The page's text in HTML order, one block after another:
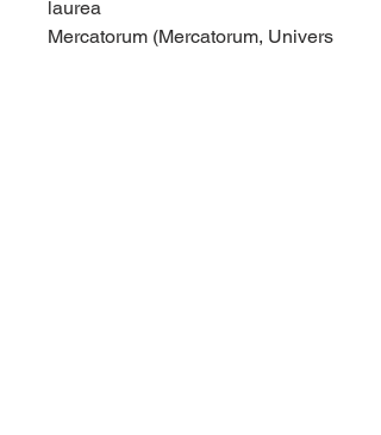
laurea
Mercatorum (Mercatorum, Univers